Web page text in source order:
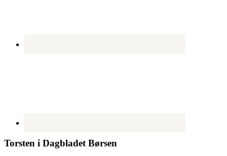
Torsten i Dagbladet Børsen